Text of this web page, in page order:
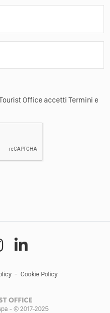
Office accetti Termini e
Cookie Policy
- © 2017-2025